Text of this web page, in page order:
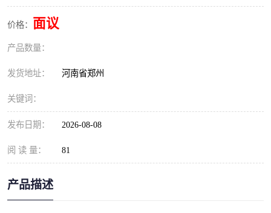
价格： 面议
产品数量：
发货地址： 河南省郑州
关键词：
发布日期： 2026-08-08
阅 读 量： 81
产品描述